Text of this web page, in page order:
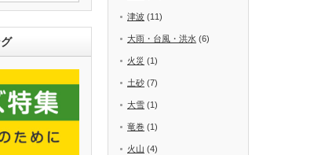
津波 (11)
大雨・台風・洪水 (6)
火災 (1)
土砂 (7)
大雪 (1)
竜巻 (1)
火山 (4)